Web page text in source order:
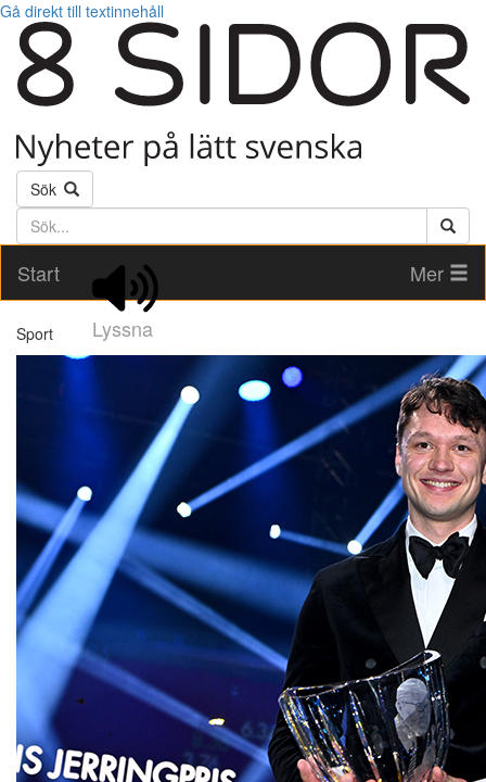
Gå direkt till textinnehåll
Sök
Söktext
Start
Lyssna
Mer
Sport